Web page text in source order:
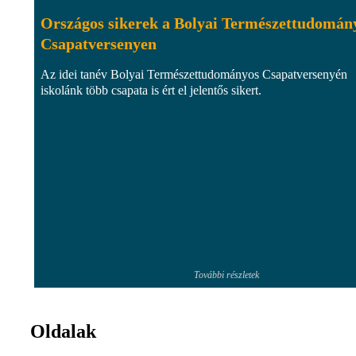
Országos sikerek a Bolyai
Csapatversenyen
Az idei tanév Bolyai Természettudományos Csapatversenyén
iskolánk több csapata is ért el jelentős sikert.
További részletek
Oldalak